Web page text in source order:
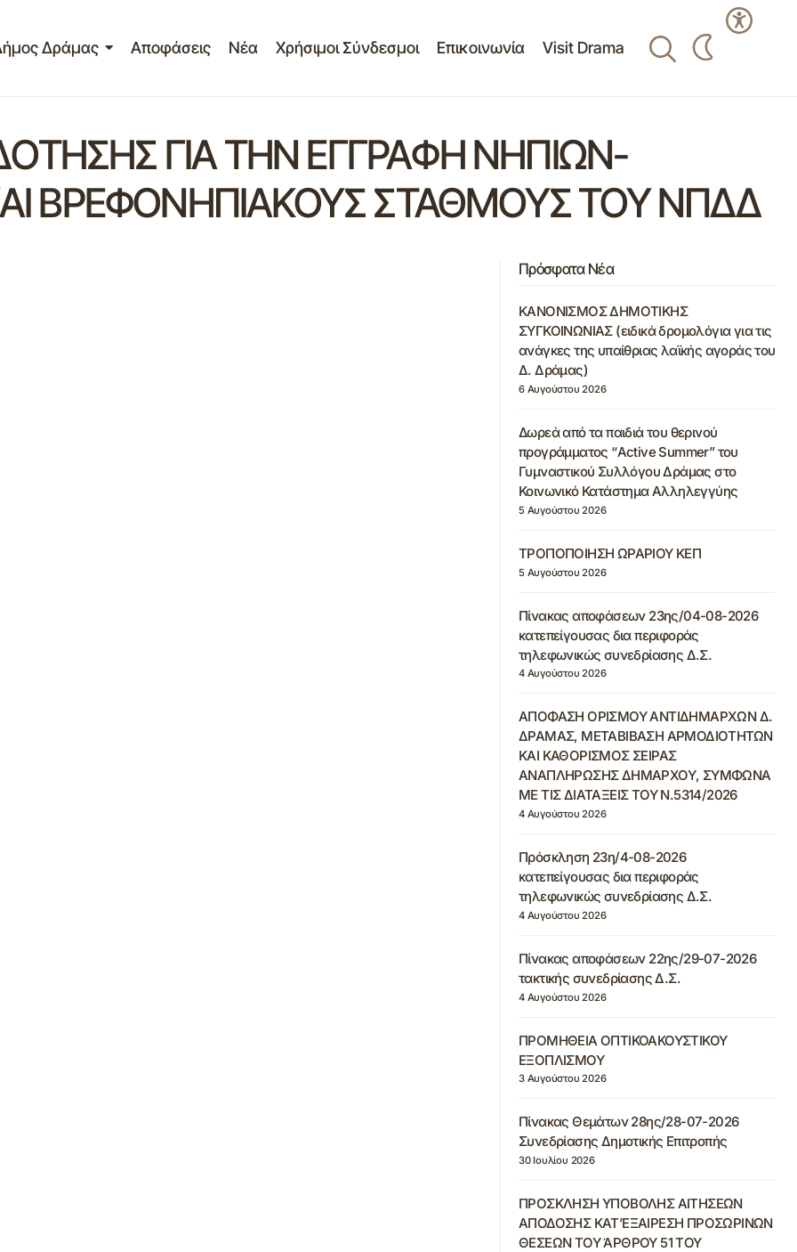
Δράμας Αποφάσεις Νέα Χρήσιμοι Σύνδεσμοι Επικοινωνία Visit Drama
ΓΙΑ ΤΗΝ ΕΓΓΡΑΦΗ ΝΗΠΙΩΝ-
ΒΡΕΦΟΝΗΠΙΑΚΟΥΣ ΣΤΑΘΜΟΥΣ ΤΟΥ ΝΠΔΔ
Πρόσφατα Νέα
ΚΑΝΟΝΙΣΜΟΣ ΔΗΜΟΤΙΚΗΣ
ΣΥΓΚΟΙΝΩΝΙΑΣ (ειδικά δρομολόγια για τις
ανάγκες της υπαίθριας λαϊκής αγοράς του
Δ. Δράμας)
6 Αυγούστου 2026
Δωρεά από τα παιδιά του θερινού
προγράμματος “Active Summer” του
Γυμναστικού Συλλόγου Δράμας στο
Κοινωνικό Κατάστημα Αλληλεγγύης
5 Αυγούστου 2026
ΤΡΟΠΟΠΟΙΗΣΗ ΩΡΑΡΙΟΥ ΚΕΠ
5 Αυγούστου 2026
Πίνακας αποφάσεων 23ης/04-08-2026
κατεπείγουσας δια περιφοράς
τηλεφωνικώς συνεδρίασης Δ.Σ.
4 Αυγούστου 2026
ΑΠΟΦΑΣΗ ΟΡΙΣΜΟΥ ΑΝΤΙΔΗΜΑΡΧΩΝ Δ.
ΔΡΑΜΑΣ, ΜΕΤΑΒΙΒΑΣΗ ΑΡΜΟΔΙΟΤΗΤΩΝ
ΚΑΙ ΚΑΘΟΡΙΣΜΟΣ ΣΕΙΡΑΣ
ΑΝΑΠΛΗΡΩΣΗΣ ΔΗΜΑΡΧΟΥ, ΣΥΜΦΩΝΑ
ΜΕ ΤΙΣ ΔΙΑΤΑΞΕΙΣ ΤΟΥ Ν.5314/2026
4 Αυγούστου 2026
Πρόσκληση 23η/4-08-2026
κατεπείγουσας δια περιφοράς
τηλεφωνικώς συνεδρίασης Δ.Σ.
4 Αυγούστου 2026
Πίνακας αποφάσεων 22ης/29-07-2026
τακτικής συνεδρίασης Δ.Σ.
4 Αυγούστου 2026
ΠΡΟΜΗΘΕΙΑ ΟΠΤΙΚΟΑΚΟΥΣΤΙΚΟΥ
ΕΞΟΠΛΙΣΜΟΥ
3 Αυγούστου 2026
Πίνακας Θεμάτων 28ης/28-07-2026
Συνεδρίασης Δημοτικής Επιτροπής
30 Ιουλίου 2026
ΠΡΟΣΚΛΗΣΗ ΥΠΟΒΟΛΗΣ ΑΙΤΗΣΕΩΝ
ΑΠΟΔΟΣΗΣ ΚΑΤ’ΕΞΑΙΡΕΣΗ ΠΡΟΣΩΡΙΝΩΝ
ΘΕΣΕΩΝ ΤΟΥ ΆΡΘΡΟΥ 51 ΤΟΥ